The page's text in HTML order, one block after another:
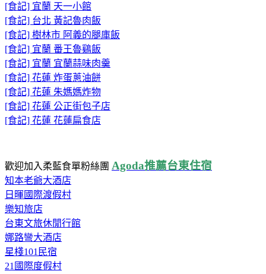
[食記] 宜蘭 天一小館
[食記] 台北 黃記魯肉飯
[食記] 樹林市 阿義的腿庫飯
[食記] 宜蘭 番王魯鷄飯
[食記] 宜蘭 宜蘭蒜味肉羹
[食記] 花蓮 炸蛋蔥油餅
[食記] 花蓮 朱媽媽炸物
[食記] 花蓮 公正街包子店
[食記] 花蓮 花蓮扁食店
歡迎加入柔藍食單粉絲團 Agoda推薦台東住宿
知本老爺大酒店
日暉國際渡假村
樂知旅店
台東文旅休閒行館
娜路彎大酒店
星棧101民宿
21國際度假村